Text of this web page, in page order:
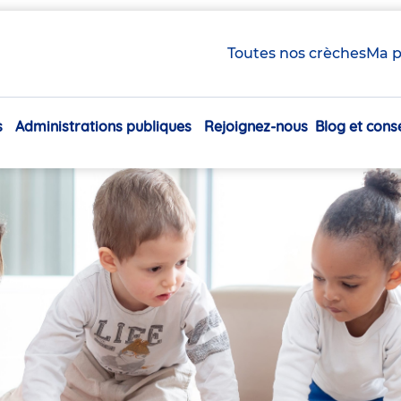
Toutes nos crèchesMa
Navigation
Administrations publiques Rejoignez-nous Blog et